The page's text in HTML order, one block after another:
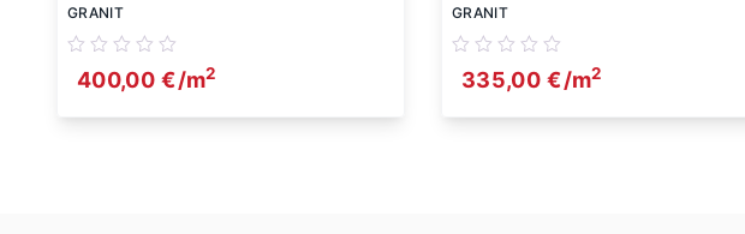
GRANIT
400,00 €/m2
GRANIT
335,00 €/m2